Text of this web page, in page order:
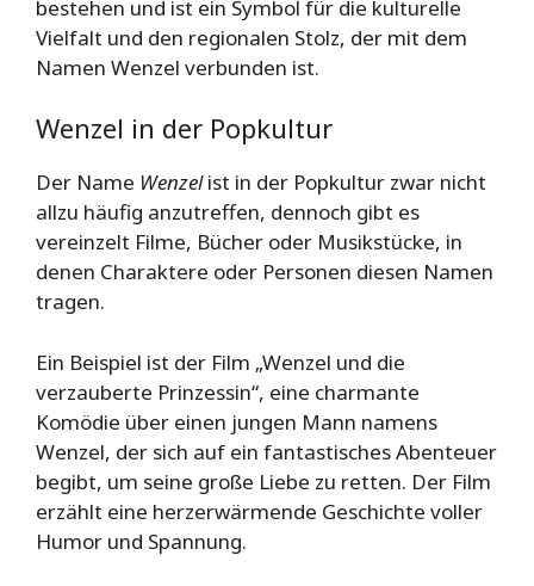
bestehen und ist ein Symbol für die kulturelle
Vielfalt und den regionalen Stolz, der mit dem
Namen Wenzel verbunden ist.
Wenzel in der Popkultur
Der Name Wenzelist in der Popkultur zwar nicht
allzu häufig anzutreffen, dennoch gibt es
vereinzelt Filme, Bücher oder Musikstücke, in
denen Charaktere oder Personen diesen Namen
tragen.
Ein Beispiel ist der Film „Wenzel und die
verzauberte Prinzessin“, eine charmante
Komödie über einen jungen Mann namens
Wenzel, der sich auf ein fantastisches Abenteuer
begibt, um seine große Liebe zu retten. Der Film
erzählt eine herzerwärmende Geschichte voller
Humor und Spannung.